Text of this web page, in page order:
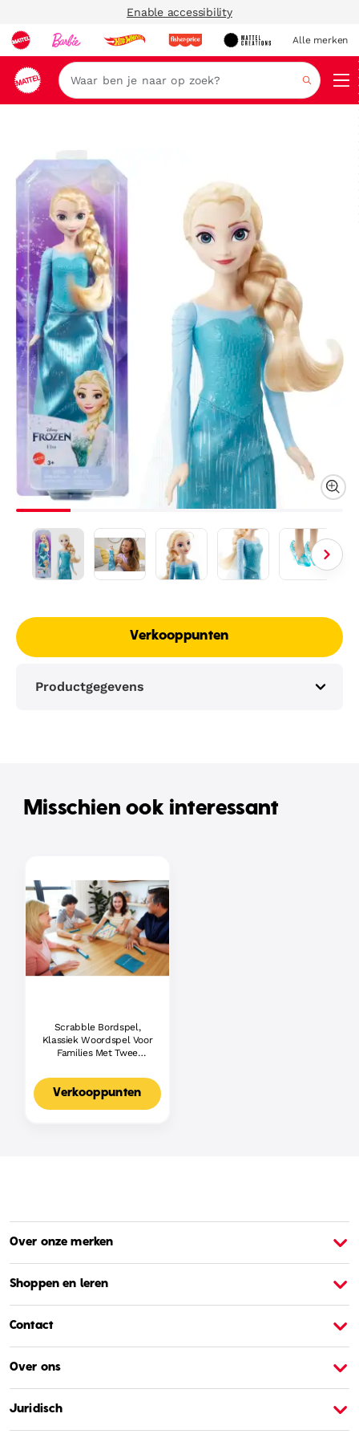
Enable accessibility
Alle merken
Zoeken
Verkooppunten
Productgegevens
Misschien ook interessant
Scrabble Bordspel,
Klassiek Woordspel Voor
Families Met Twee
Voor 2-4 Spelers,
Nederlandse Editie
Verkooppunten
Over onze merken
Shoppen en leren
Contact
Over ons
Juridisch